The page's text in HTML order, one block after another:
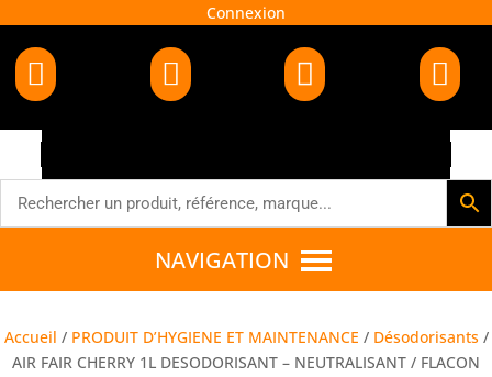
Connexion
   
NAVIGATION
Accueil / PRODUIT D’HYGIENE ET MAINTENANCE / Désodorisants/
AIR FAIR CHERRY 1L DESODORISANT – NEUTRALISANT / FLACON